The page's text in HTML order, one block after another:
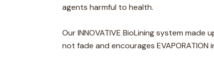
agents harmful to health.
Our INNOVATIVE BioLining system made
not fade and encourages EVAPORATION